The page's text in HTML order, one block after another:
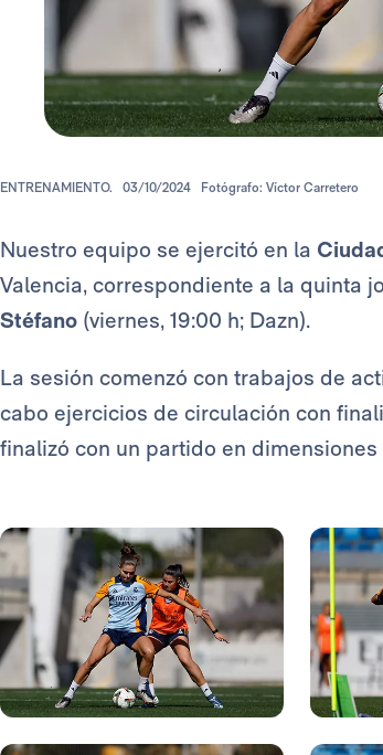
ENTRENAMIENTO. 03/10/2024 Fotógrafo: Víctor Carretero
Nuestro equipo se ejercitó en la
Valencia, correspondiente a la quinta
Stéfano (viernes, 19:00 h; Dazn).
La sesión comenzó con trabajos de
cabo ejercicios de circulación con
finalizó con un partido en